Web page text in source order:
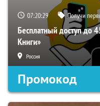
07:20:28 Получи
Бесплатный доступ до
Книги»
Россия
Промокод